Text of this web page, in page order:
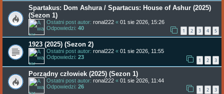
Spartakus: Dom Ashura / Spartacus: House of Ashur (2025)
(Sezon 1)
Ostatni post autor: ronal222 « 01 sie 2026, 15:26
Odpowiedzi: 40 1 2 3 4 5
1923 (2025) (Sezon 2)
Ostatni post autor: ronal222 « 01 sie 2026, 11:55
Odpowiedzi: 23 1 2 3
Porządny człowiek (2025) (Sezon 1)
Ostatni post autor: ronal222 « 01 sie 2026, 11:44
Odpowiedzi: 26 1 2 3